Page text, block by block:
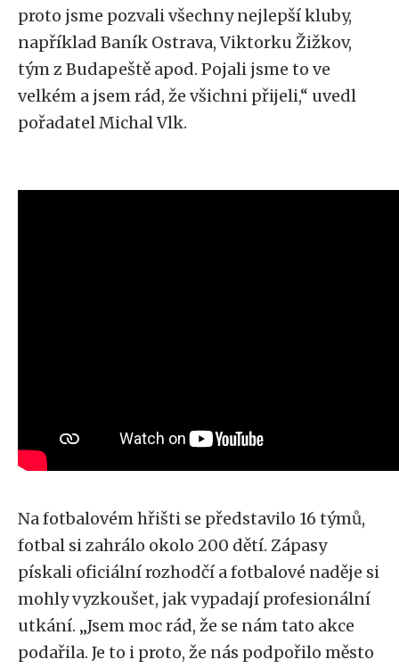
proto jsme pozvali všechny nejlepší kluby,
například Baník Ostrava, Viktorku Žižkov,
tým z Budapeště apod. Pojali jsme to ve
velkém a jsem rád, že všichni přijeli,“ uvedl
pořadatel Michal Vlk.
Na fotbalovém hřišti se představilo 16 týmů,
fotbal si zahrálo okolo 200 dětí. Zápasy
pískali oficiální rozhodčí a fotbalové naděje si
mohly vyzkoušet, jak vypadají profesionální
utkání. „Jsem moc rád, že se nám tato akce
podařila. Je to i proto, že nás podpořilo město